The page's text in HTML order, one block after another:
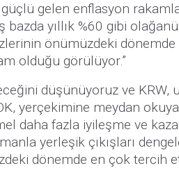
gelen enflasyon
bazda yıllık %60 gibi
önümüzdeki dönemde
olduğu görülüyor.”
düşünüyoruz ve KRW,
yerçekimine meydan
daha fazla iyileşme ve
yerleşik çıkışları
dönemde en çok tercih